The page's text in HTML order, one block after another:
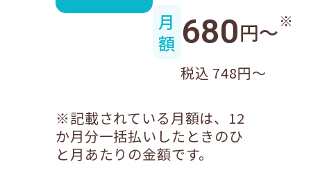
月
額 680円〜※
税込 748円〜
※記載されている月額は、12
か月分一括払いしたときのひ
と月あたりの金額です。